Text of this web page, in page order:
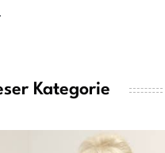
Kategorie